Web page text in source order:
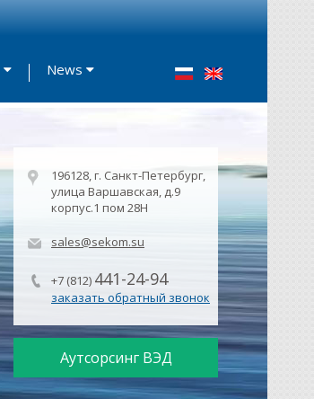
News
196128, г. Санкт-Петербург,
улица Варшавская, д.9
корпус.1 пом 28Н
sales@sekom.su
+7 (812) 441-24-94
заказать обратный звонок
Аутсорсинг ВЭД